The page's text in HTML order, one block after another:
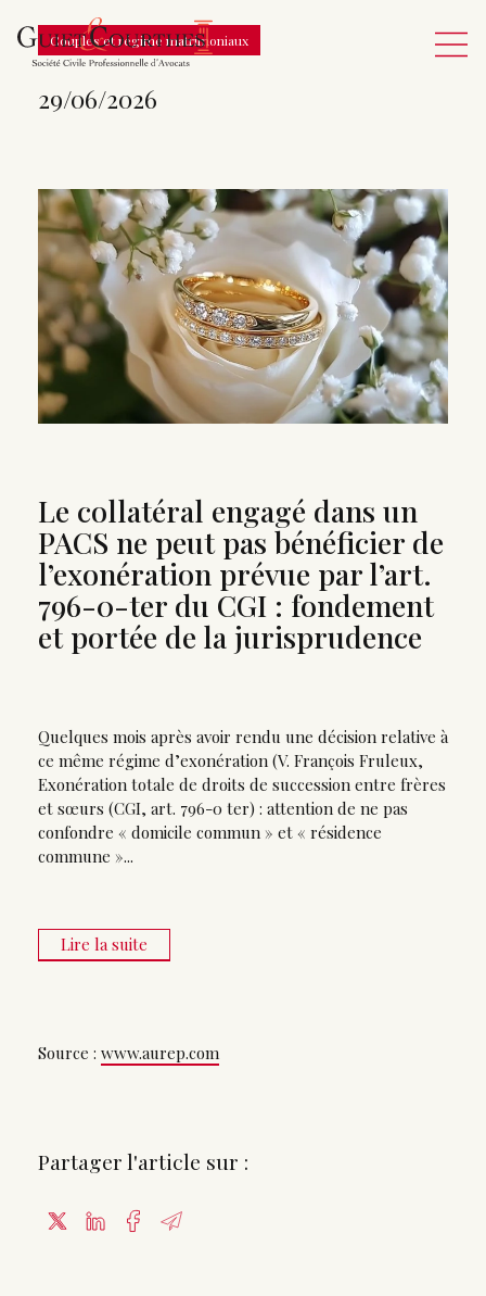
Le collatéral engagé dans un
PACS ne peut pas bénéficier de
l’exonération prévue par l’art.
796-0-ter du CGI : fondement
et portée de la jurisprudence
29/06/2026
Couples et régime matrimoniaux
Source : www.aurep.com
Quelques mois après avoir rendu une décision relative à
ce même régime d’exonération (V. François Fruleux,
Exonération totale de droits de succession entre frères
et sœurs (CGI, art. 796-0 ter) : attention de ne pas
confondre « domicile commun » et « résidence
commune »...
Lire la suite